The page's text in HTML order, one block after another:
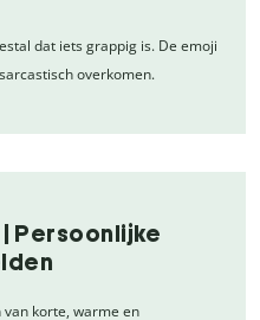
dat iets grappig is. De emoji
overkomen.
Persoonlijke
korte, warme en